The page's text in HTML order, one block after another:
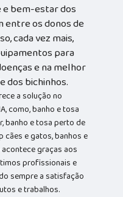
e bem-estar dos
entre os donos de
cada vez mais,
para
e na melhor
dos bichinhos.
a solução no
como, banho e tosa
banho e tosa perto de
cães e gatos, banhos e
graças aos
profissionais e
sempre a satisfação
e trabalhos.